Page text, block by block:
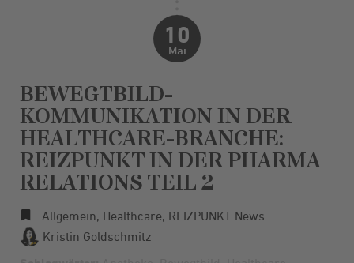
10
Mai
BEWEGTBILD-
KOMMUNIKATION IN DER
HEALTHCARE-BRANCHE:
REIZPUNKT IN DER PHARMA
RELATIONS TEIL 2
Allgemein, Healthcare, REIZPUNKT News
Kristin Goldschmitz